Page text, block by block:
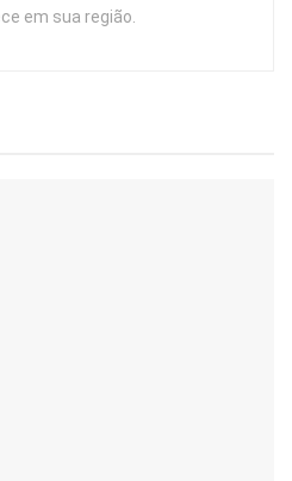
em sua região.